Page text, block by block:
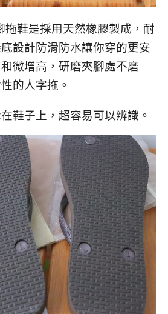
拖鞋是採用天然橡膠製成，耐
設計防滑防水讓你穿的更安
微增高，研磨夾腳處不磨
的人字拖。
鞋子上，超容易可以辨識。